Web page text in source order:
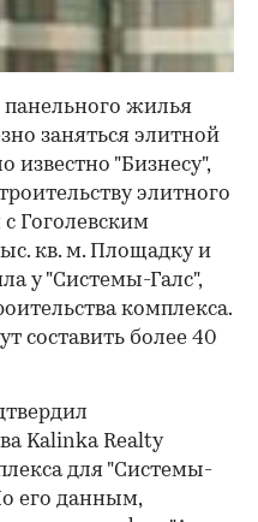
жилья
заняться элитной
известно "Бизнесу",
элитного
Гоголевским
кв. м. Площадку и
у "Системы-Галс",
комплекса.
составить более 40
Kalinka Realty
для "Системы-
его данным,